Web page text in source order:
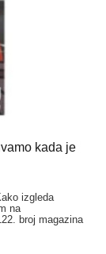
kada je
izgleda
na
broj magazina